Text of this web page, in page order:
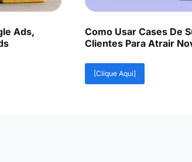
Ads,
Como Usar Cases De
Clientes Para Atrair
[Clique Aqui]